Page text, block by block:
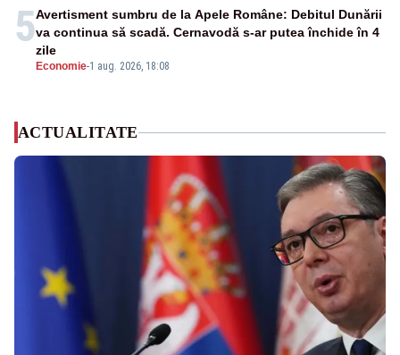
5
Economie-1 aug. 2026, 18:08
Avertisment sumbru de la Apele Române: Debitul Dunării
va continua să scadă. Cernavodă s-ar putea închide în 4
zile
ACTUALITATE